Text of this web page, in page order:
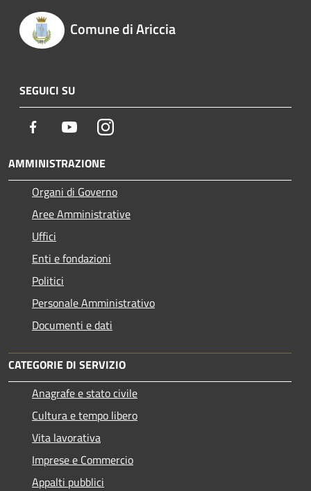
Comune di Ariccia
SEGUICI SU
Facebook YoutubeInstagram
AMMINISTRAZIONE
Organi di Governo
Aree Amministrative
Uffici
Enti e fondazioni
Politici
Personale Amministrativo
Documenti e dati
CATEGORIE DI SERVIZIO
Anagrafe e stato civile
Cultura e tempo libero
Vita lavorativa
Imprese e Commercio
Appalti pubblici